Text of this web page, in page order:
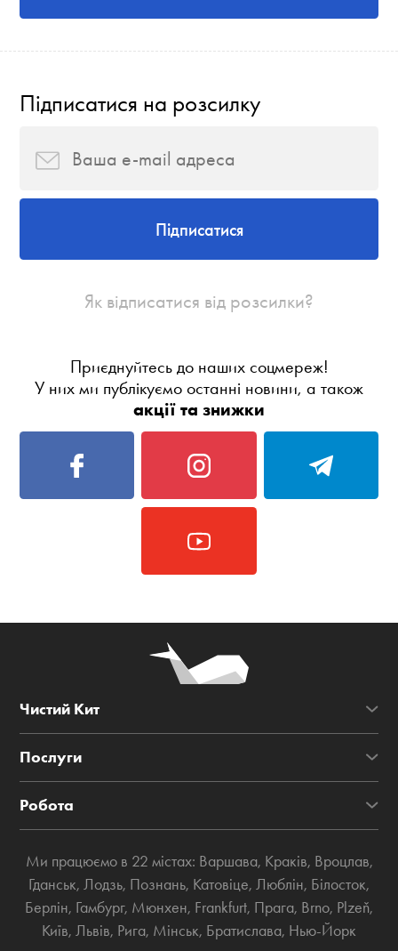
Підписатися на розсилку
Підписатися
Як відписатися від розсилки?
Приєднуйтесь до наших соцмереж!
У них ми публікуємо останні новини, а також
акції та знижки
Чистий Кит
Послуги
Робота
Ми працюємо в 22 містах: Варшава, Краків, Вроцлав,
Гданськ, Лодзь, Познань, Катовіце, Люблін, Білосток,
Берлін, Гамбург, Мюнхен, Frankfurt, Прага, Brno, Plzeň,
Київ, Львів, Рига, Мінськ, Братислава, Нью-Йорк